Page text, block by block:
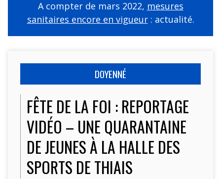
A compter de mars 2022, mesures
sanitaires encore en vigueur: actualité.
DOYENNÉ
FÊTE DE LA FOI : REPORTAGE
VIDÉO – UNE QUARANTAINE
DE JEUNES À LA HALLE DES
SPORTS DE THIAIS